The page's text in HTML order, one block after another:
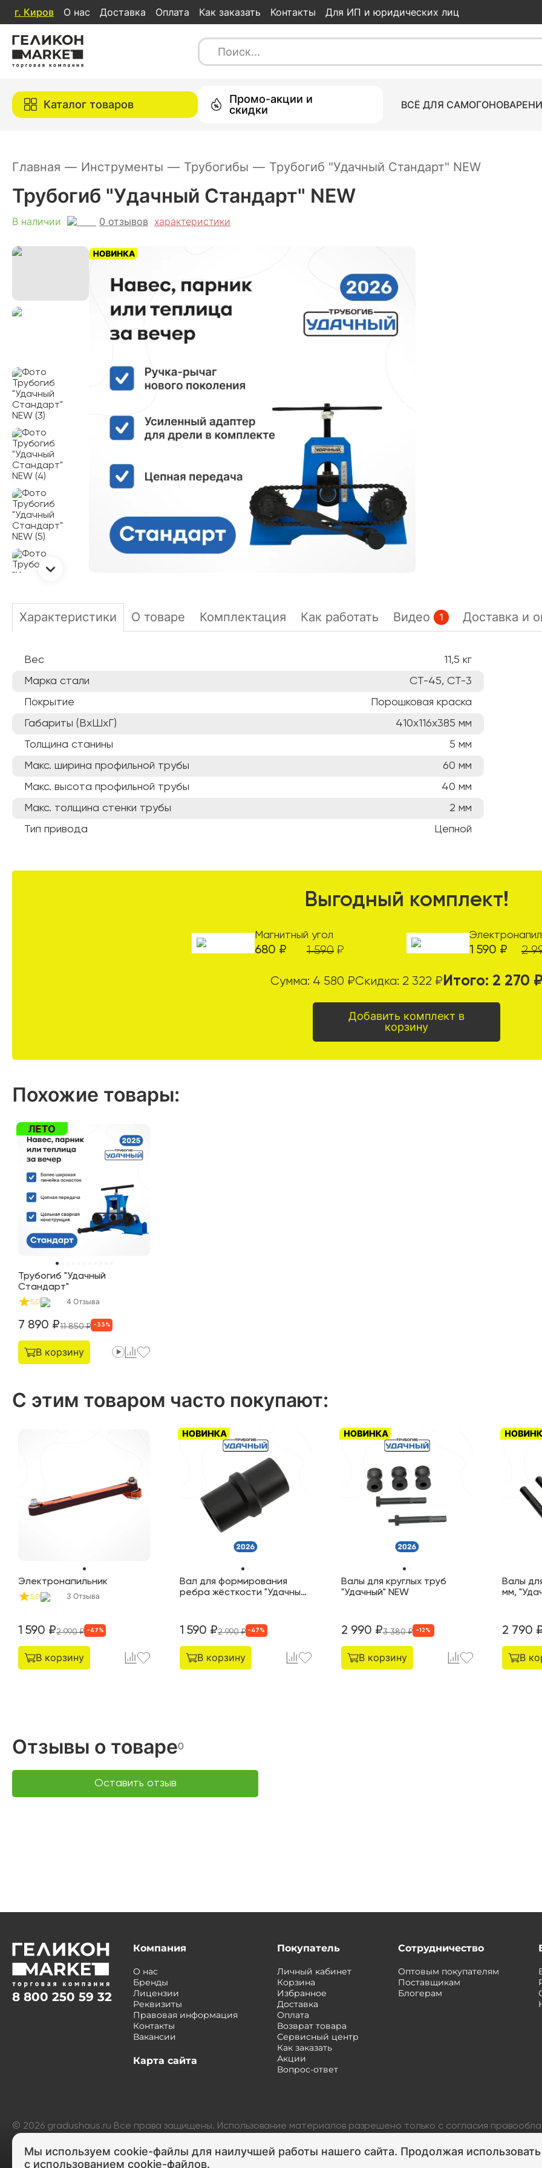
г. Киров О нас Доставка Оплата Как заказать Контакты Для ИП и юридических лиц
Каталог товаров
Промо-акции и
скидки
ВСЁ ДЛЯ
Главная — Инструменты — Трубогибы — Трубогиб "Удачный Стандарт" NEW
Трубогиб "Удачный Стандарт" NEW
В наличии 7 750
Трубогиб "Удачный Стандарт" NEW
В наличии 0 отзывов характеристики
Характеристики О товаре Комплектация Как работать Видео 1 Доставка и
Вес 11,5 кг
Марка стали
СТ-45, СТ-3
Покрытие
Порошковая краска
Габариты (ВхШхГ)
410х116х385 мм
Толщина станины
5 мм
Макс. ширина профильной трубы
60 мм
Макс. высота профильной трубы
40 мм
Макс. толщина стенки трубы
2 мм
Тип привода
Цепной
Выгодный комплект!
Магнитный угол
680 ₽ 1 590 ₽ 1 590 ₽ 2
Сумма: 4 580 ₽Скидка: 2 322 ₽ Итого: 2 270
Добавить комплект в
корзину
Похожие товары:
Трубогиб "Удачный
Стандарт"
5,0 4 Отзыва
7 890 ₽11 850₽ - 33 %
В корзину
С этим товаром часто покупают:
Электронапильник
5,0 3 Отзыва
1 590 ₽2 990₽ - 47 %
В корзину
Вал для формирования
ребра жёсткости "Удачный"
1 590 ₽2 990₽ - 47 %
В корзину
Валы для круглых труб
"Удачный" NEW
2 990 ₽3 380₽ -12 %
В корзину
Валы
мм,
2 790
В
Отзывы о товаре0
Оставить отзыв
8 800 250 59 32
Компания
О нас
Бренды
Лицензии
Реквизиты
Правовая информация
Контакты
Вакансии
Карта сайта
Покупатель
Личный кабинет
Корзина
Избранное
Доставка
Оплата
Возврат товара
Сервисный центр
Как заказать
Акции
Вопрос-ответ
Сотрудничество
Оптовым покупателям
Поставщикам
Блогерам
© 2026 gradushaus.ru Все права защищены. Использование материалов разрешено только с согласия
запрещено и преследуется по закону.
ИНН 432500888349 ОГРНИП 314744919000039
Мы используем cookie-файлы для наилучшей работы нашего сайта. Продолжая использовать
с использованием cookie-файлов.